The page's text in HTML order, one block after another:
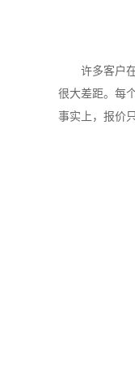
许多客户
很大差距。每
事实上，报价